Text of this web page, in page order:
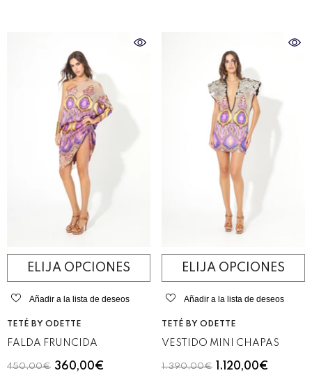
ELIJA OPCIONES
Añadir a la lista de deseos
VENDEDOR:
TETÉ BY ODETTE
FALDA FRUNCIDA
450,00€ 360,00€
ELIJA OPCIONES
Añadir a la lista de deseos
VENDEDOR:
TETÉ BY ODETTE
VESTIDO MINI CHAPAS
1.390,00€ 1.120,00€